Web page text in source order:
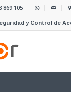
869 105
y Control de